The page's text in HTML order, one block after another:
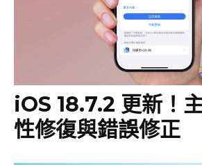
iOS 18.7.2 更新！
性修復與錯誤修正